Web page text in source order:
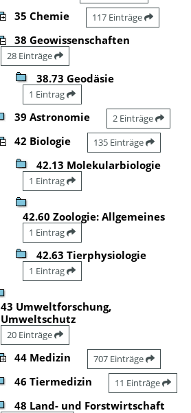
35 Chemie 117 Einträge
38 Geowissenschaften
28 Einträge
38.73 Geodäsie
1 Eintrag
39 Astronomie 2 Einträge
42 Biologie 135 Einträge
42.13 Molekularbiologie
1 Eintrag
42.60 Zoologie: Allgemeines
1 Eintrag
42.63 Tierphysiologie
1 Eintrag
43 Umweltforschung,
Umweltschutz
20 Einträge
44 Medizin 707 Einträge
46 Tiermedizin 11 Einträge
48 Land- und Forstwirtschaft